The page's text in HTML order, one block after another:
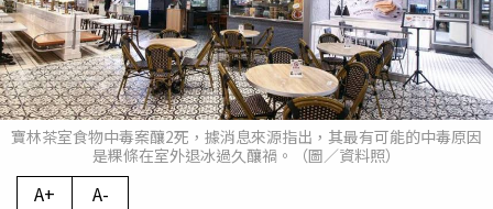
寶林茶室食物中毒案釀2死，據消息來源指出，其最有可能的中毒原因
是粿條在室外退冰過久釀禍。（圖／資料照）
A+ A-